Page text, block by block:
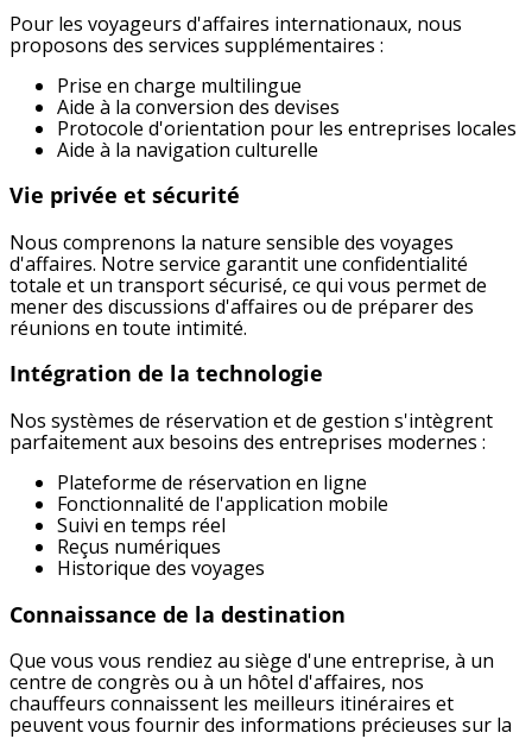
Pour les voyageurs d'affaires internationaux, nous
proposons des services supplémentaires :
Prise en charge multilingue
Aide à la conversion des devises
Protocole d'orientation pour les entreprises locales
Aide à la navigation culturelle
Vie privée et sécurité
Nous comprenons la nature sensible des voyages
d'affaires. Notre service garantit une confidentialité
totale et un transport sécurisé, ce qui vous permet de
mener des discussions d'affaires ou de préparer des
réunions en toute intimité.
Intégration de la technologie
Nos systèmes de réservation et de gestion s'intègrent
parfaitement aux besoins des entreprises modernes :
Plateforme de réservation en ligne
Fonctionnalité de l'application mobile
Suivi en temps réel
Reçus numériques
Historique des voyages
Connaissance de la destination
Que vous vous rendiez au siège d'une entreprise, à un
centre de congrès ou à un hôtel d'affaires, nos
chauffeurs connaissent les meilleurs itinéraires et
peuvent vous fournir des informations précieuses sur la